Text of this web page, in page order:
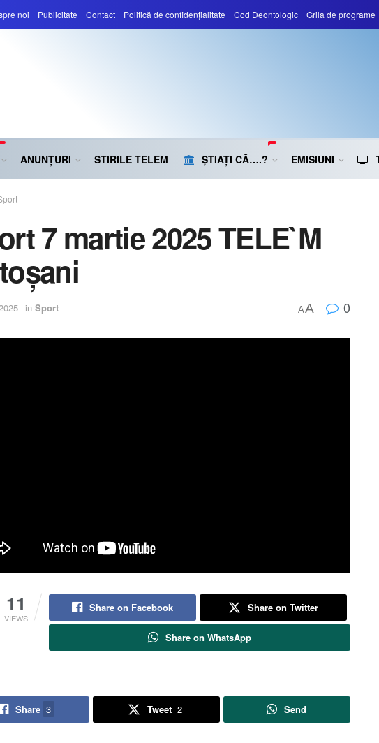
noi Publicitate Contact Politică de confidențialitate Cod Deontologic Grila de programe
ANUNȚURI STIRILE TELEM ȘTIAȚI CĂ….? EMISIUNI
7 martie 2025 TELE`M
in Sport AA 0
11
VIEWS
Share on Facebook Share on Twitter
Share on WhatsApp
Share 3 Tweet 2 Send